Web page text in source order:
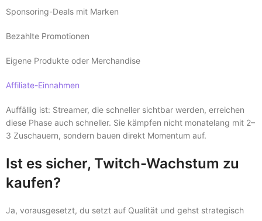
Sponsoring-Deals mit Marken
Bezahlte Promotionen
Eigene Produkte oder Merchandise
Affiliate-Einnahmen
Auffällig ist: Streamer, die schneller sichtbar werden, erreichen
diese Phase auch schneller. Sie kämpfen nicht monatelang mit 2–
3 Zuschauern, sondern bauen direkt Momentum auf.
Ist es sicher, Twitch-Wachstum zu
kaufen?
Ja, vorausgesetzt, du setzt auf Qualität und gehst strategisch